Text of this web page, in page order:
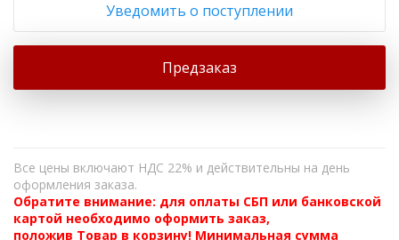
Уведомить о поступлении
Предзаказ
Все цены включают НДС 22% и действительны на день
оформления заказа.
Обратите внимание: для оплаты СБП или банковской
картой необходимо оформить заказ,
положив Товар в корзину! Минимальная сумма